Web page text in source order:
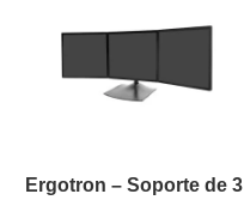
Ergotron – Soporte de 3